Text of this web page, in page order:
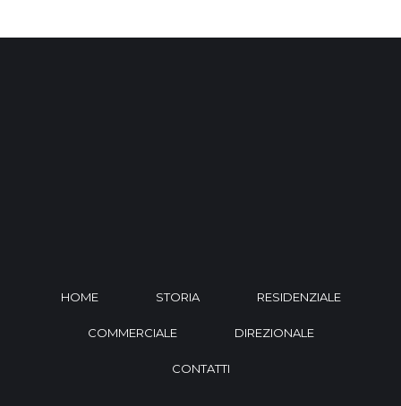
HOME STORIA RESIDENZIALE
COMMERCIALE DIREZIONALE
CONTATTI